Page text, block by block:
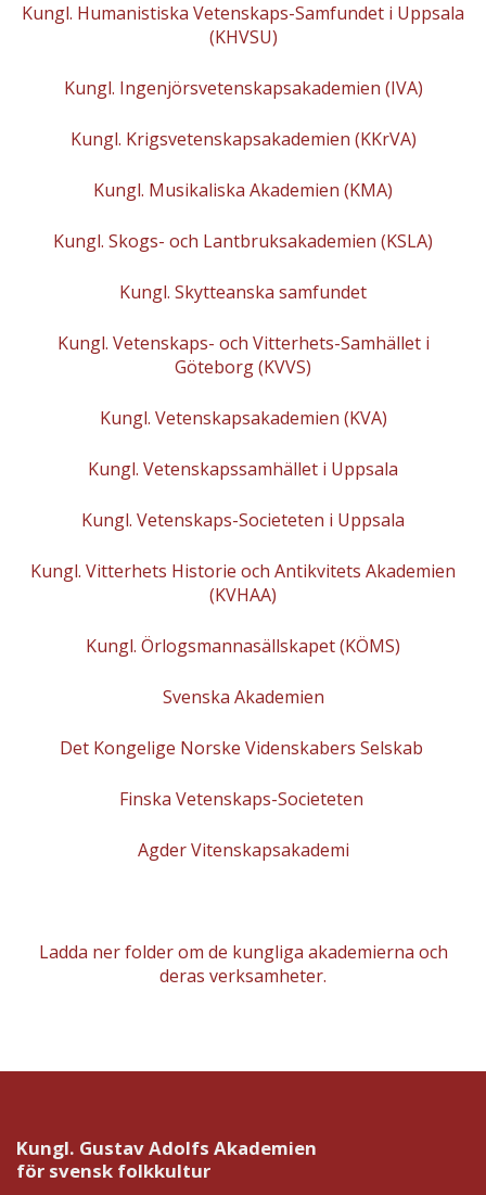
Kungl. Humanistiska Vetenskaps-Samfundet i Uppsala
(KHVSU)
Kungl. Ingenjörsvetenskapsakademien (IVA)
Kungl. Krigsvetenskapsakademien (KKrVA)
Kungl. Musikaliska Akademien (KMA)
Kungl. Skogs- och Lantbruksakademien (KSLA)
Kungl. Skytteanska samfundet
Kungl. Vetenskaps- och Vitterhets-Samhället i
Göteborg (KVVS)
Kungl. Vetenskapsakademien (KVA)
Kungl. Vetenskapssamhället i Uppsala
Kungl. Vetenskaps-Societeten i Uppsala
Kungl. Vitterhets Historie och Antikvitets Akademien
(KVHAA)
Kungl. Örlogsmannasällskapet (KÖMS)
Svenska Akademien
Det Kongelige Norske Videnskabers Selskab
Finska Vetenskaps-Societeten
Agder Vitenskapsakademi
Ladda ner folder om de kungliga akademierna och
deras verksamheter.
Kungl. Gustav Adolfs Akademien
för svensk folkkultur